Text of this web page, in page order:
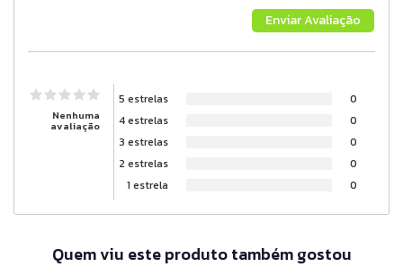
Nenhuma
avaliação
5 estrelas
0
4 estrelas
0
3 estrelas
0
2 estrelas
0
1 estrela
0
Quem viu este produto também gostou